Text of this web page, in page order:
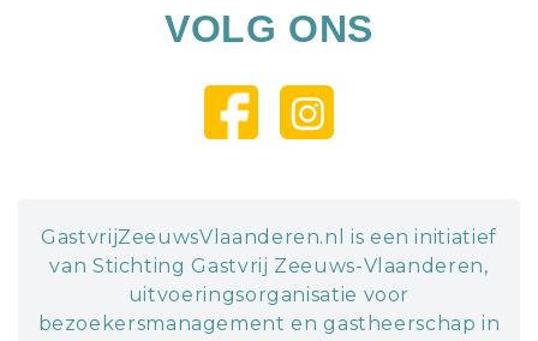
VOLG ONS
GastvrijZeeuwsVlaanderen.nl is een initiatief
van Stichting Gastvrij Zeeuws-Vlaanderen,
uitvoeringsorganisatie voor
bezoekersmanagement en gastheerschap in